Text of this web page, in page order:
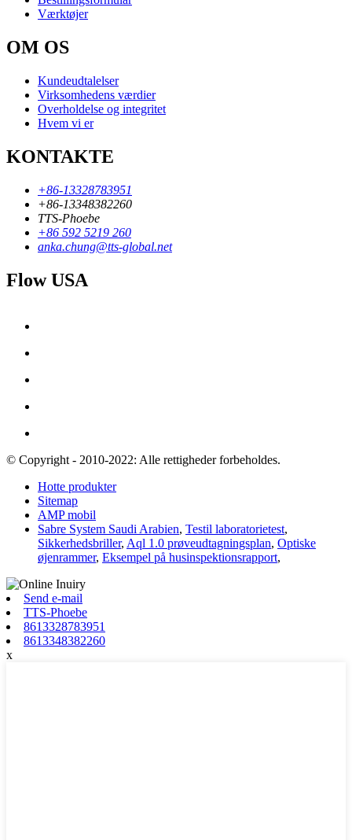
Værktøjer
OM OS
Kundeudtalelser
Virksomhedens værdier
Overholdelse og integritet
Hvem vi er
KONTAKTE
+86-13328783951
+86-13348382260
TTS-Phoebe
+86 592 5219 260
anka.chung@tts-global.net
Flow USA
© Copyright - 2010-2022: Alle rettigheder forbeholdes.
Hotte produkter
Sitemap
AMP mobil
Sabre System Saudi Arabien, Testil laboratorietest,
Sikkerhedsbriller, Aql 1.0 prøveudtagningsplan, Optiske
øjenrammer, Eksempel på husinspektionsrapport,
Send e-mail
TTS-Phoebe
8613328783951
8613348382260
x